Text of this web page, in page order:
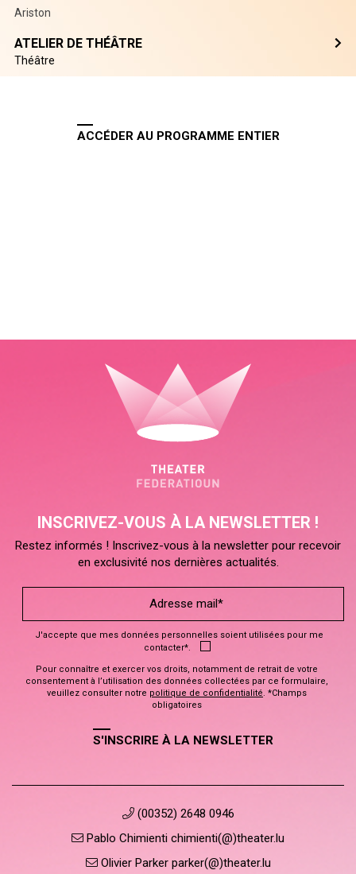
Ariston
ATELIER DE THÉÂTRE
Théâtre
ACCÉDER AU PROGRAMME ENTIER
INSCRIVEZ-VOUS À LA NEWSLETTER !
Restez informés ! Inscrivez-vous à la newsletter pour recevoir
en exclusivité nos dernières actualités.
J'accepte que mes données personnelles soient utilisées pour me
contacter*.
Pour connaître et exercer vos droits, notamment de retrait de votre
consentement à l’utilisation des données collectées par ce formulaire,
veuillez consulter notre politique de confidentialité. *Champs
obligatoires
S'INSCRIRE À LA NEWSLETTER
(00352) 2648 0946
Pablo Chimienti chimienti(@)theater.lu
Olivier Parker parker(@)theater.lu